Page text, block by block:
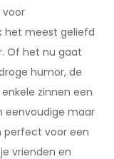
voor
het meest geliefd
Of het nu gaat
humor, de
zinnen een
eenvoudige maar
perfect voor een
vrienden en